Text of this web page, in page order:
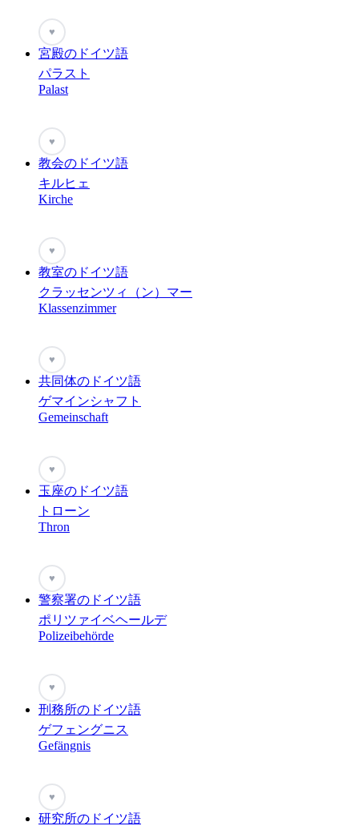
♥
宮殿のドイツ語
パラスト
Palast
♥
教会のドイツ語
キルヒェ
Kirche
♥
教室のドイツ語
クラッセンツィ（ン）マー
Klassenzimmer
♥
共同体のドイツ語
ゲマインシャフト
Gemeinschaft
♥
玉座のドイツ語
トローン
Thron
♥
警察署のドイツ語
ポリツァイベヘールデ
Polizeibehörde
♥
刑務所のドイツ語
ゲフェングニス
Gefängnis
♥
研究所のドイツ語